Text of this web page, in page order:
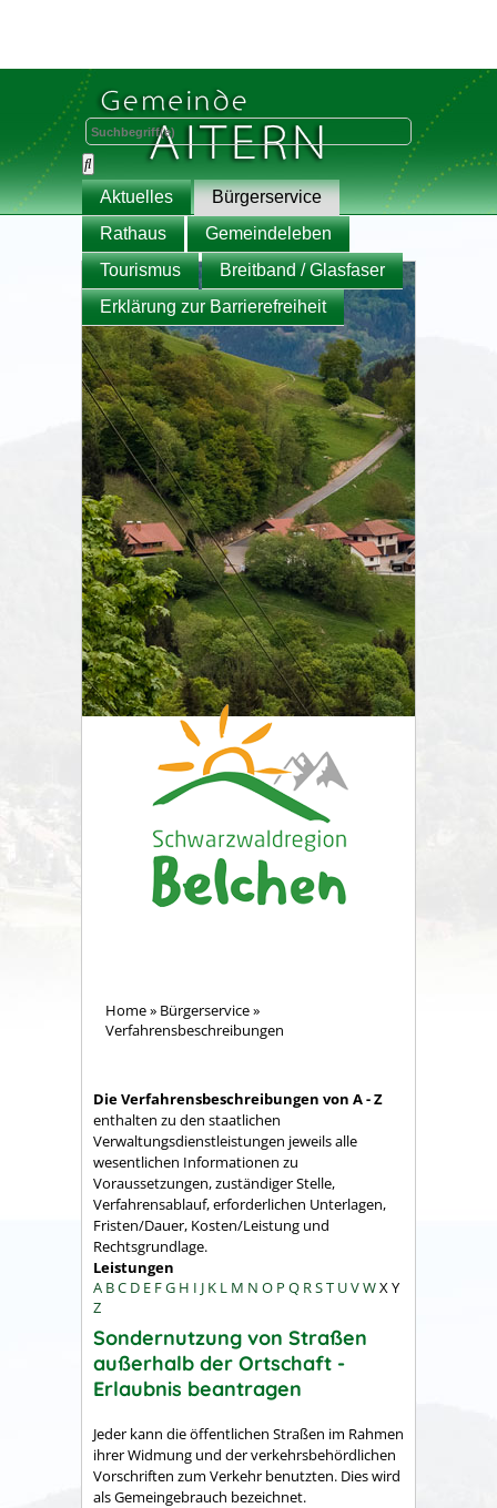
Aktuelles
Bürgerservice
Rathaus
Gemeindeleben
Tourismus
Breitband / Glasfaser
Erklärung zur Barrierefreiheit
Home» Bürgerservice»
Verfahrensbeschreibungen
Die Verfahrensbeschreibungen von A - Z
enthalten zu den staatlichen
Verwaltungsdienstleistungen jeweils alle
wesentlichen Informationen zu
Voraussetzungen, zuständiger Stelle,
Verfahrensablauf, erforderlichen Unterlagen,
Fristen/Dauer, Kosten/Leistung und
Rechtsgrundlage.
Leistungen
A BC D E FG H I J K L M N O P Q RST UVWX Y
Z
Sondernutzung von Straßen
außerhalb der Ortschaft -
Erlaubnis beantragen
Jeder kann die öffentlichen Straßen im Rahmen
ihrer Widmung und der verkehrsbehördlichen
Vorschriften zum Verkehr benutzten. Dies wird
als Gemeingebrauch bezeichnet.